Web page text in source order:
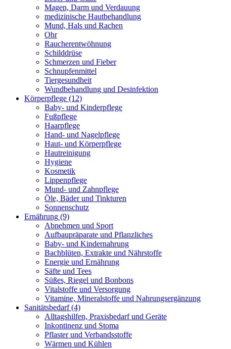
Magen, Darm und Verdauung
medizinische Hautbehandlung
Mund, Hals und Rachen
Ohr
Raucherentwöhnung
Schilddrüse
Schmerzen und Fieber
Schnupfenmittel
Tiergesundheit
Wundbehandlung und Desinfektion
Körperpflege (12)
Baby- und Kinderpflege
Fußpflege
Haarpflege
Hand- und Nagelpflege
Haut- und Körperpflege
Hautreinigung
Hygiene
Kosmetik
Lippenpflege
Mund- und Zahnpflege
Öle, Bäder und Tinkturen
Sonnenschutz
Ernährung (9)
Abnehmen und Sport
Aufbaupräparate und Pflanzliches
Baby- und Kindernahrung
Bachblüten, Extrakte und Nährstoffe
Energie und Ernährung
Säfte und Tees
Süßes, Riegel und Bonbons
Vitalstoffe und Versorgung
Vitamine, Mineralstoffe und Nahrungsergänzung
Sanitätsbedarf(4)
Alltagshilfen, Praxisbedarf und Geräte
Inkontinenz und Stoma
Pflaster und Verbandsstoffe
Wärmen und Kühlen